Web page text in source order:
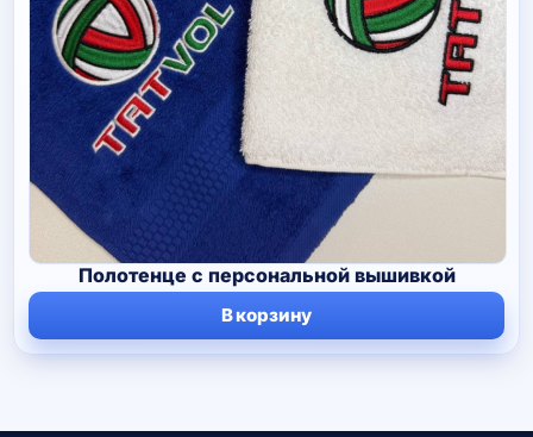
Полотенце с персональной вышивкой
В корзину